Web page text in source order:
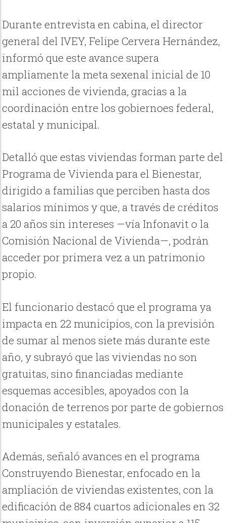
Durante entrevista en cabina, el director
general del IVEY, Felipe Cervera Hernández,
informó que este avance supera
ampliamente la meta sexenal inicial de 10
mil acciones de vivienda, gracias a la
coordinación entre los gobiernoes federal,
estatal y municipal.
Detalló que estas viviendas forman parte del
Programa de Vivienda para el Bienestar,
dirigido a familias que perciben hasta dos
salarios mínimos y que, a través de créditos
a 20 años sin intereses —vía Infonavit o la
Comisión Nacional de Vivienda—, podrán
acceder por primera vez a un patrimonio
propio.
El funcionario destacó que el programa ya
impacta en 22 municipios, con la previsión
de sumar al menos siete más durante este
año, y subrayó que las viviendas no son
gratuitas, sino financiadas mediante
esquemas accesibles, apoyados con la
donación de terrenos por parte de gobiernos
municipales y estatales.
Además, señaló avances en el programa
Construyendo Bienestar, enfocado en la
ampliación de viviendas existentes, con la
edificación de 884 cuartos adicionales en 32